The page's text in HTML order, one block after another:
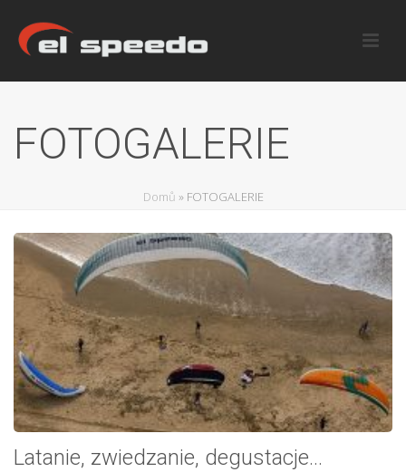
FOTOGALERIE
Domů » FOTOGALERIE
Latanie, zwiedzanie, degustacje…